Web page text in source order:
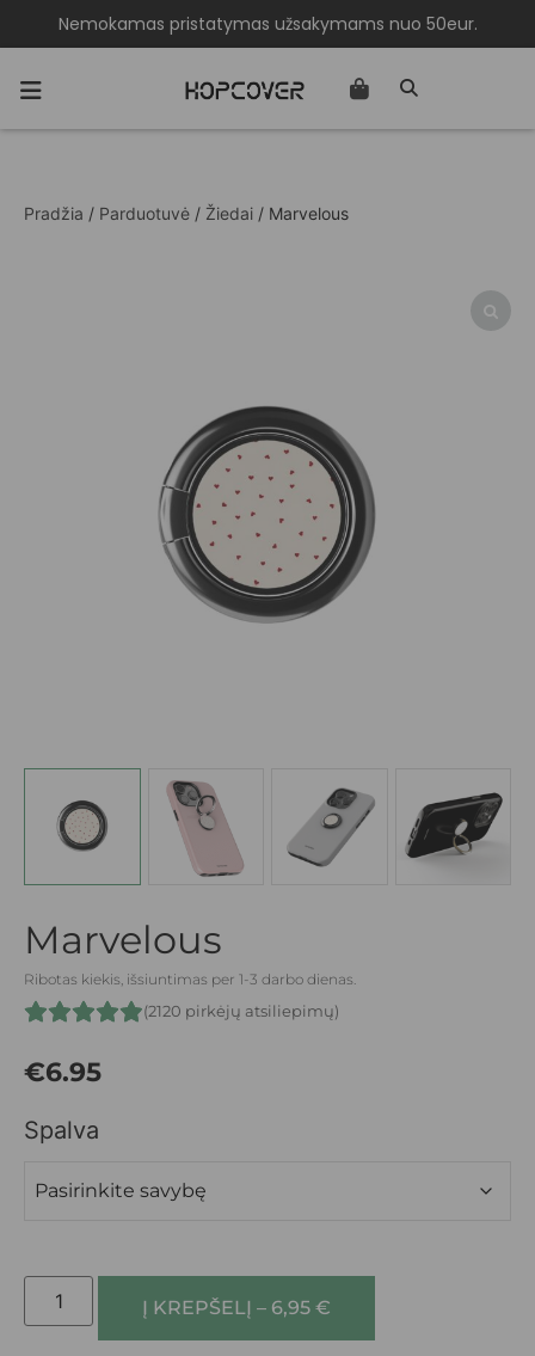
Nemokamas pristatymas užsakymams nuo 50eur.
Pradžia / Parduotuvė / Žiedai / Marvelous
Marvelous
Ribotas kiekis, išsiuntimas per 1-3 darbo dienas.
(2120 pirkėjų atsiliepimų)
€6.95
Spalva
Į KREPŠELĮ – 6,95 €